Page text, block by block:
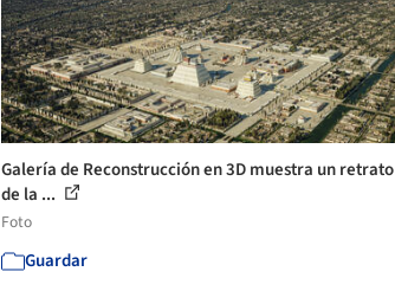
Galería de Reconstrucción en 3D muestra un retrato
de la ...
Foto
Guardar